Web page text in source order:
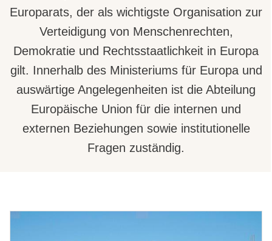
Europarats, der als wichtigste Organisation zur
Verteidigung von Menschenrechten,
Demokratie und Rechtsstaatlichkeit in Europa
gilt. Innerhalb des Ministeriums für Europa und
auswärtige Angelegenheiten ist die Abteilung
Europäische Union für die internen und
externen Beziehungen sowie institutionelle
Fragen zuständig.